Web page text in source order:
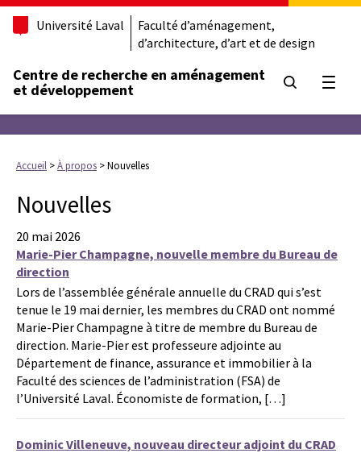
Université Laval
Faculté d’aménagement,
d’architecture, d’art et de design
Centre de recherche en aménagement
et développement
Accueil >À propos >Nouvelles
Nouvelles
20 mai 2026
Marie-Pier Champagne, nouvelle membre du Bureau de
direction
Lors de l’assemblée générale annuelle du CRAD qui s’est
tenue le 19 mai dernier, les membres du CRAD ont nommé
Marie-Pier Champagne à titre de membre du Bureau de
direction. Marie-Pier est professeure adjointe au
Département de finance, assurance et immobilier à la
Faculté des sciences de l’administration (FSA) de
l’Université Laval. Économiste de formation, […]
Dominic Villeneuve, nouveau directeur adjoint du CRAD